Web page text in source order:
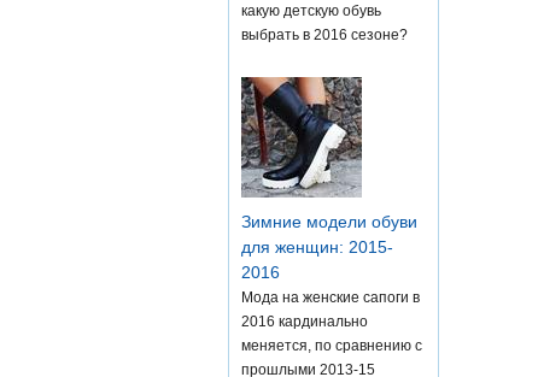
какую детскую обувь
выбрать в 2016 сезоне?
Зимние модели обуви
для женщин: 2015-
2016
Мода на женские сапоги в
2016 кардинально
меняется, по сравнению с
прошлыми 2013-15